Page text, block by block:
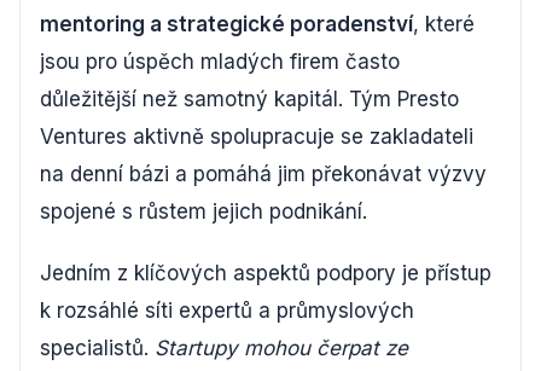
mentoring a strategické poradenství, které
jsou pro úspěch mladých firem často
důležitější než samotný kapitál. Tým Presto
Ventures aktivně spolupracuje se zakladateli
na denní bázi a pomáhá jim překonávat výzvy
spojené s růstem jejich podnikání.
Jedním z klíčových aspektů podpory je přístup
k rozsáhlé síti expertů a průmyslových
specialistů. Startupy mohou čerpat ze